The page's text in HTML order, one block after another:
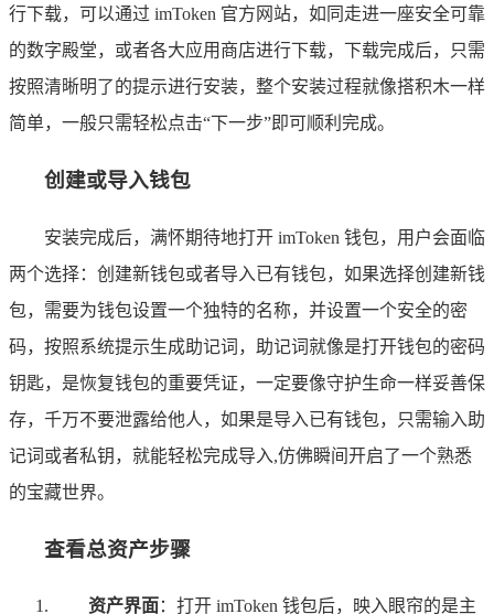
行下载，可以通过 imToken 官方网站，如同走进一座安全可靠
的数字殿堂，或者各大应用商店进行下载，下载完成后，只需
按照清晰明了的提示进行安装，整个安装过程就像搭积木一样
简单，一般只需轻松点击“下一步”即可顺利完成。
创建或导入钱包
安装完成后，满怀期待地打开 imToken 钱包，用户会面临
两个选择：创建新钱包或者导入已有钱包，如果选择创建新钱
包，需要为钱包设置一个独特的名称，并设置一个安全的密
码，按照系统提示生成助记词，助记词就像是打开钱包的密码
钥匙，是恢复钱包的重要凭证，一定要像守护生命一样妥善保
存，千万不要泄露给他人，如果是导入已有钱包，只需输入助
记词或者私钥，就能轻松完成导入,仿佛瞬间开启了一个熟悉
的宝藏世界。
查看总资产步骤
资产界面：打开 imToken 钱包后，映入眼帘的是主